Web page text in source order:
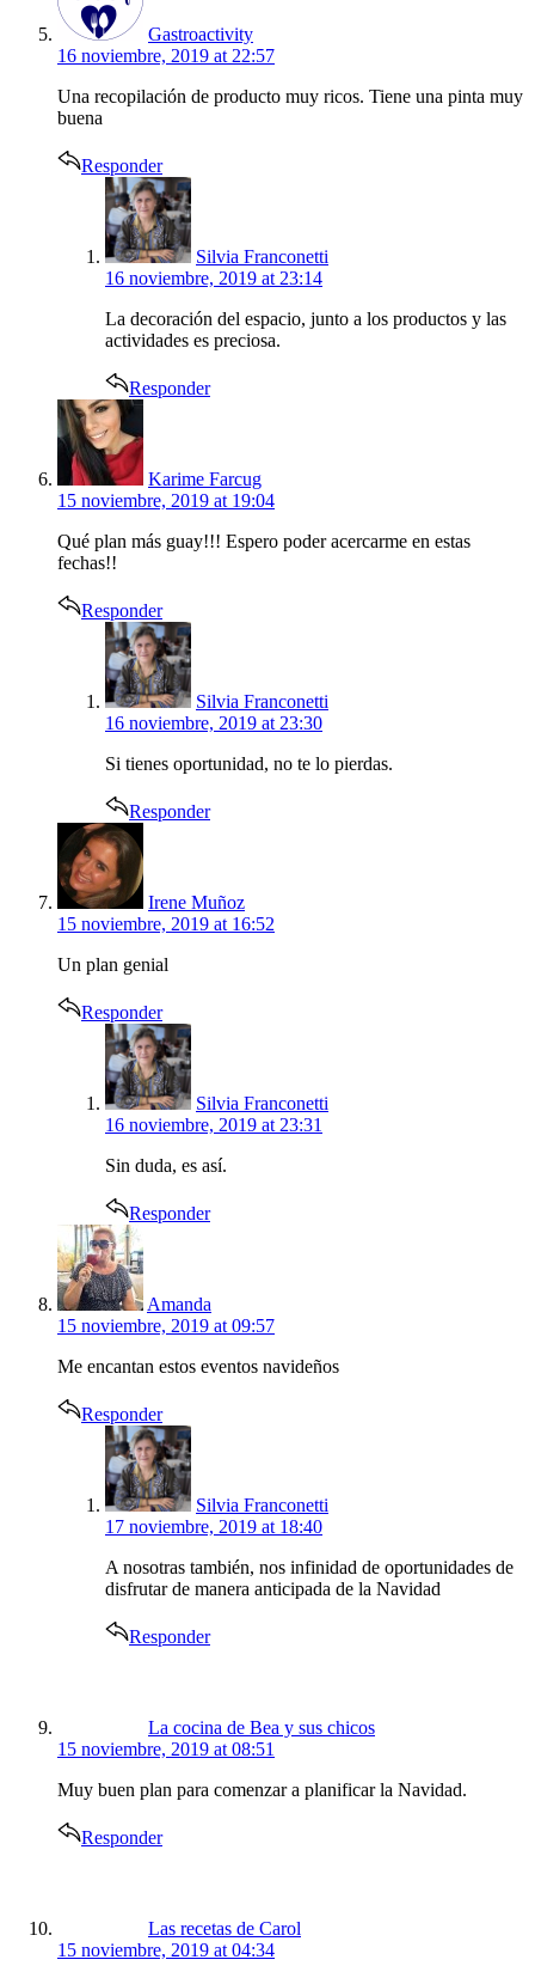
Gastroactivity
16 noviembre, 2019 at 22:57
Una recopilación de producto muy ricos. Tiene una pinta muy
buena
Responder
says:
Silvia Franconetti
16 noviembre, 2019 at 23:14
La decoración del espacio, junto a los productos y las
actividades es preciosa.
Responder
Karime Farcug
15 noviembre, 2019 at 19:04
Qué plan más guay!!! Espero poder acercarme en estas
fechas!!
Responder
says:
Silvia Franconetti
16 noviembre, 2019 at 23:30
Si tienes oportunidad, no te lo pierdas.
Responder
Irene Muñoz
15 noviembre, 2019 at 16:52
Un plan genial
Responder
says:
Silvia Franconetti
16 noviembre, 2019 at 23:31
Sin duda, es así.
Responder
Amanda
15 noviembre, 2019 at 09:57
Me encantan estos eventos navideños
Responder
says:
Silvia Franconetti
17 noviembre, 2019 at 18:40
A nosotras también, nos infinidad de oportunidades de
disfrutar de manera anticipada de la Navidad
Responder
La cocina de Bea y sus chicos
15 noviembre, 2019 at 08:51
Muy buen plan para comenzar a planificar la Navidad.
Responder
Las recetas de Carol
15 noviembre, 2019 at 04:34